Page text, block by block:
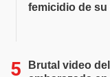
femicidio de su
Brutal video